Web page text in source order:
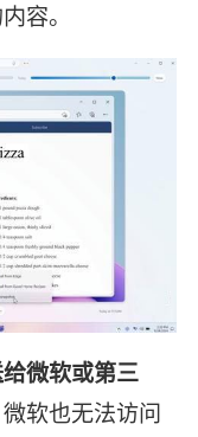
容。
微软或第三
软也无法访问